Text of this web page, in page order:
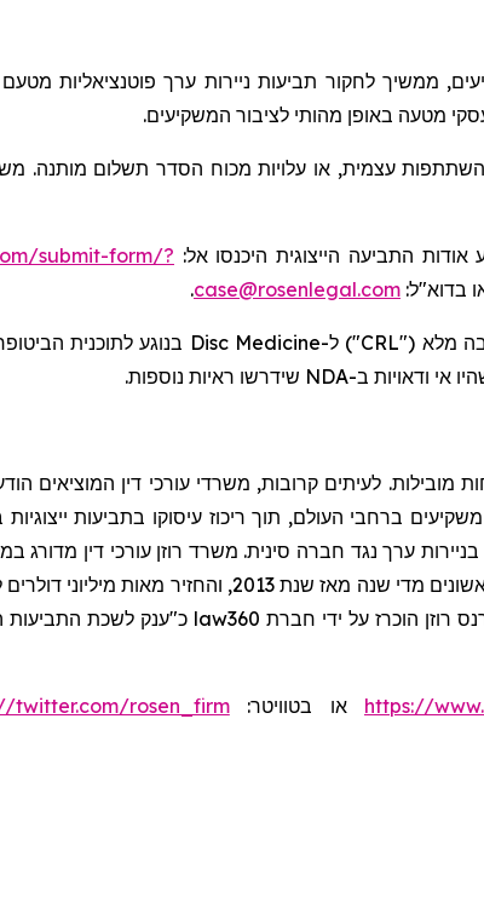
ממשיך לחקור תביעות ניירות ערך פוטנציאליות מטעם
מטעה באופן מהותי לציבור המשקיעים.
עצמית, או עלויות מכוח הסדר תשלום מותנה.
אודות התביעה הייצוגית היכנסו אל: submit-form/?
case@rosenlegal.com
.
מלא ("CRL") ל-Disc Medicine בנוגע לתוכנית
אי ודאויות ב-NDA שידרשו ראיות נוספות.
לעיתים קרובות, משרדי עורכי דין המוציאים
ברחבי העולם, תוך ריכוז עיסוקו בתביעות ייצוגיות
ערך נגד חברה סינית. משרד רוזן עורכי דין מדורג
law360 כ"ענק לשכת התביעות
https:// או בטוויטר:twitter.com/rosen_firm